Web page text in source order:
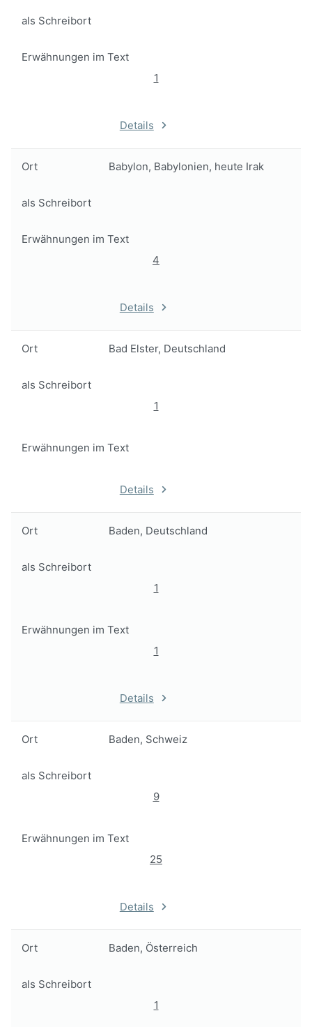
als Schreibort
Erwähnungen im Text
1
Details
Ort Babylon, Babylonien, heute Irak
als Schreibort
Erwähnungen im Text
4
Details
Ort Bad Elster, Deutschland
als Schreibort
1
Erwähnungen im Text
Details
Ort Baden, Deutschland
als Schreibort
1
Erwähnungen im Text
1
Details
Ort Baden, Schweiz
als Schreibort
9
Erwähnungen im Text
25
Details
Ort Baden, Österreich
als Schreibort
1